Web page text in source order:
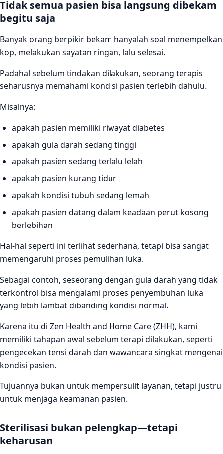
Tidak semua pasien bisa langsung dibekam
begitu saja
Banyak orang berpikir bekam hanyalah soal menempelkan
kop, melakukan sayatan ringan, lalu selesai.
Padahal sebelum tindakan dilakukan, seorang terapis
seharusnya memahami kondisi pasien terlebih dahulu.
Misalnya:
apakah pasien memiliki riwayat diabetes
apakah gula darah sedang tinggi
apakah pasien sedang terlalu lelah
apakah pasien kurang tidur
apakah kondisi tubuh sedang lemah
apakah pasien datang dalam keadaan perut kosong
berlebihan
Hal-hal seperti ini terlihat sederhana, tetapi bisa sangat
memengaruhi proses pemulihan luka.
Sebagai contoh, seseorang dengan gula darah yang tidak
terkontrol bisa mengalami proses penyembuhan luka
yang lebih lambat dibanding kondisi normal.
Karena itu di Zen Health and Home Care (ZHH), kami
memiliki tahapan awal sebelum terapi dilakukan, seperti
pengecekan tensi darah dan wawancara singkat mengenai
kondisi pasien.
Tujuannya bukan untuk mempersulit layanan, tetapi justru
untuk menjaga keamanan pasien.
Sterilisasi bukan pelengkap—tetapi
keharusan